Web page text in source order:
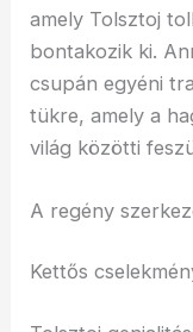
amely Tolsztoj
bontakozik ki.
csupán egyéni
tükre, amely a
világ közötti
A regény
Kettős